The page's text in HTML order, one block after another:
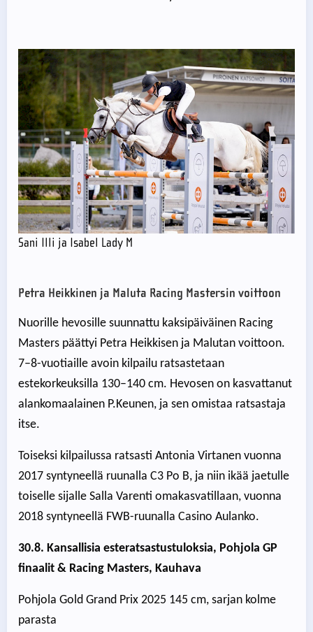
Sani Illi ja Isabel Lady M
Petra Heikkinen ja Maluta Racing Mastersin voittoon
Nuorille hevosille suunnattu kaksipäiväinen Racing
Masters päättyi Petra Heikkisen ja Malutan voittoon.
7–8-vuotiaille avoin kilpailu ratsastetaan
estekorkeuksilla 130–140 cm. Hevosen on kasvattanut
alankomaalainen P.Keunen, ja sen omistaa ratsastaja
itse.
Toiseksi kilpailussa ratsasti Antonia Virtanen vuonna
2017 syntyneellä ruunalla C3 Po B, ja niin ikää jaetulle
toiselle sijalle Salla Varenti omakasvatillaan, vuonna
2018 syntyneellä FWB-ruunalla Casino Aulanko.
30.8. Kansallisia esteratsastustuloksia, Pohjola GP
finaalit & Racing Masters, Kauhava
Pohjola Gold Grand Prix 2025 145 cm, sarjan kolme
parasta